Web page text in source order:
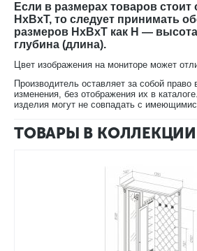
Если в размерах товаров стоит
HxBxT, то следует принимать
размеров HxBxT как H —
глубина (длина).
Цвет изображения на мониторе может
Производитель оставляет за собой право
изменения, без отображения их в
изделия могут не совпадать с
ТОВАРЫ В КОЛЛЕКЦИИ